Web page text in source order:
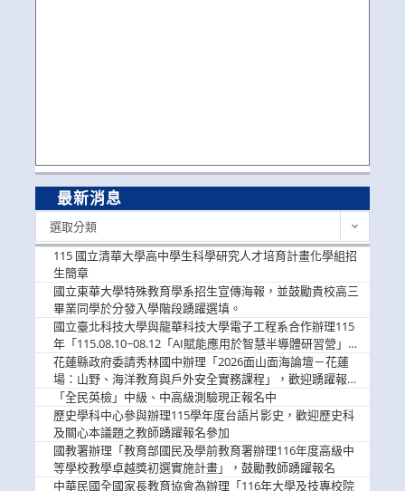
最新消息
選取分類
115 國立清華大學高中學生科學研究人才培育計畫化學組招
生簡章
國立東華大學特殊教育學系招生宣傳海報，並鼓勵貴校高三
畢業同學於分發入學階段踴躍選填。
國立臺北科技大學與龍華科技大學電子工程系合作辦理115
年「115.08.10~08.12「AI賦能應用於智慧半導體研習營」，
歡迎學生踴躍報名參加
花蓮縣政府委請秀林國中辦理「2026面山面海論壇－花蓮
場：山野、海洋教育與戶外安全實務課程」，歡迎踴躍報名
參加
「全民英檢」中級、中高級測驗現正報名中
歷史學科中心參與辦理115學年度台語片影史，歡迎歷史科
及關心本議題之教師踴躍報名參加
國教署辦理「教育部國民及學前教育署辦理116年度高級中
等學校教學卓越獎初選實施計畫」，鼓勵教師踴躍報名
中華民國全國家長教育協會為辦理「116年大學及技專校院